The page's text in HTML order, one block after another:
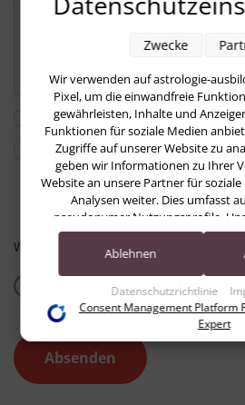
Newsletter abonnieren
Ich habe dieDatenschutzerklärungzur
stimme zu, dass meine Angaben und
Anfrage elektronisch erhoben und
können Ihre Einwilligung jederzeit für die
sekretariat@astropraxis.dewiderrufen.
Wähle das Bild: The Cat
Absenden
Wir verwenden auf astrologie-
Pixel, um die einwandfreie
gewährleisten, Inhalte und
Funktionen für soziale Medien
Zugriffe auf unserer Website zu
geben wir Informationen zu Ihrer
Website an unsere Partner für
Analysen weiter. Dies umfasst
pseudonymer Nutzungsprofile.
Advertising Products) führen
möglicherweise mit weiteren Daten
Accounts) oder welche sie im
Dienste gesammelt haben (bspw.
Geräte). Ihre Einwilligung zur
Datenschutz-Button links unten
entsprechenden
Datenschutzrichtlinie
Zwecke
Ablehnen
Consent Management Platform
Expert